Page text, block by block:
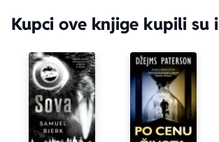
Kupci ove knjige kupili su i